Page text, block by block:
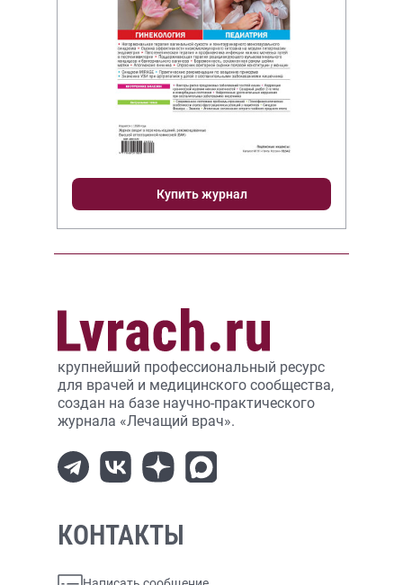
Купить журнал
крупнейший профессиональный ресурс
для врачей и медицинского сообщества,
создан на базе научно-практического
журнала «Лечащий врач».
КОНТАКТЫ